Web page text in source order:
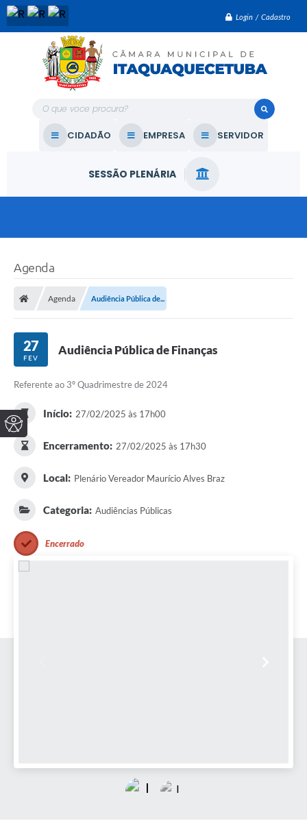
Login / Cadastro
O que voce procura?
CIDADÃO EMPRESA SERVIDOR
SESSÃO PLENÁRIA
Agenda
Agenda Audiência Pública de...
27
FEV
Audiência Pública de Finanças
Referente ao 3º Quadrimestre de 2024
Início: 27/02/2025 às 17h00
Encerramento: 27/02/2025 às 17h30
Local: Plenário Vereador Maurício Alves Braz
Categoria: Audiências Públicas
Encerrado